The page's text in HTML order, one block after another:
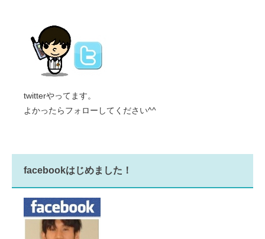
twitterやってます。
よかったらフォローしてください^^
facebookはじめました！